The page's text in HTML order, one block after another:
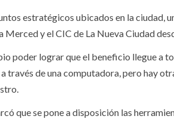
estratégicos ubicados en la ciudad,
y el CIC de La Nueva Ciudad
poder lograr que el beneficio llegue a
través de una computadora, pero hay
que se pone a disposición las